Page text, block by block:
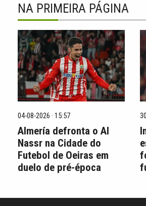
NA PRIMEIRA PÁGINA
04-08-2026 · 15:57
Almería defronta o Al
Nassr na Cidade do
Futebol de Oeiras em
duelo de pré-época